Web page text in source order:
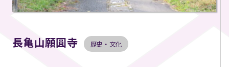
長亀山願圓寺 歴史・文化